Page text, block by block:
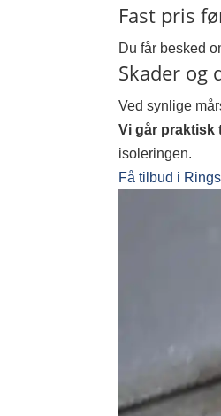
Fast pris
Du får besked
Skader og
Ved synlige
Vi går praktisk
isoleringen.
Få tilbud i